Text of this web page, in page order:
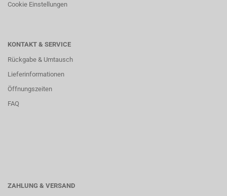
Cookie Einstellungen
KONTAKT & SERVICE
Rückgabe & Umtausch
Lieferinformationen
Öffnungszeiten
FAQ
ZAHLUNG & VERSAND